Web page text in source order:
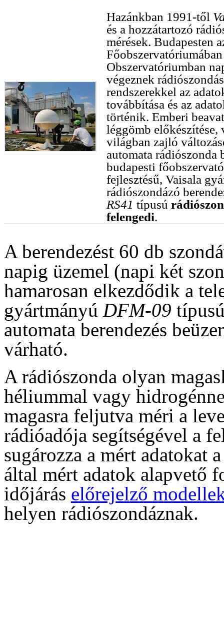
Hazánkban 1991-től
és a hozzátartozó
mérések. Budapesten
Obszervatóriumban
végeznek
rendszerekkel az
továbbítása és az
történik. Emberi
léggömb előkészítése,
világban zajló
automata rádiószonda
budapesti
fejlesztésű, Vaisala
rádiószondázó
RS41 típusú
felengedi.
A berendezést 60 db
napig üzemel (napi két
hamarosan elkezdődik a
gyártmányú DFM-09
automata berendezés
várható.
A rádiószonda olyan
héliummal vagy
magasra feljutva méri a
rádióadója segítségével a
sugározza a mért adatokat
által mért adatok alapvető
időjárás előrejelző
helyen rádiószondáznak.